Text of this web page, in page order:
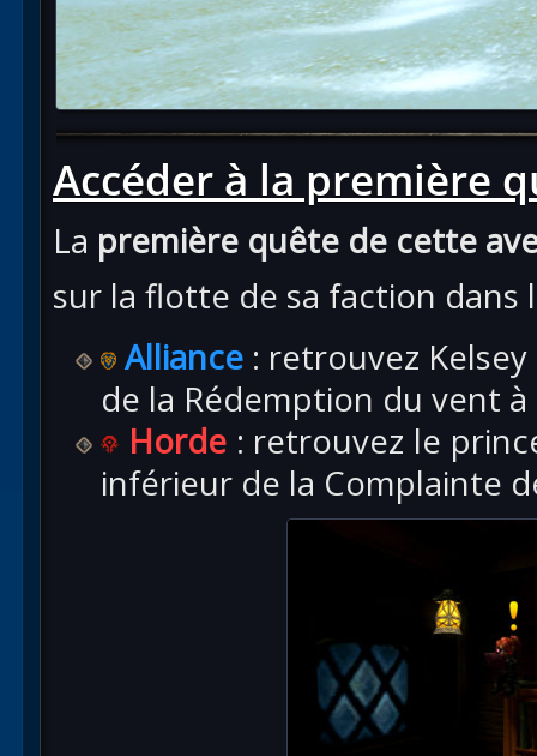
Accéder à la première
La première quête de cette
sur la flotte de sa faction dans
Alliance : retrouvez
de la Rédemption du vent
Horde: retrouvez le
inférieur de la Complainte